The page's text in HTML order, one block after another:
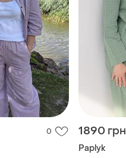
0 1890 грн
Paplyk